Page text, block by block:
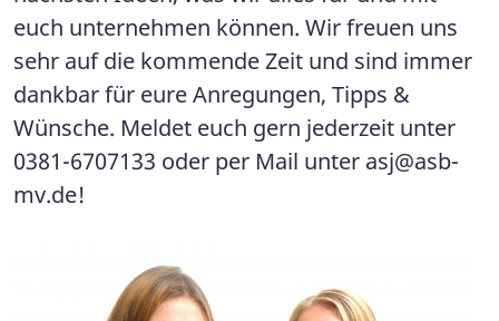
euch unternehmen können. Wir freuen uns
sehr auf die kommende Zeit und sind immer
dankbar für eure Anregungen, Tipps &
Wünsche. Meldet euch gern jederzeit unter
0381-6707133 oder per Mail unter asj@asb-
mv.de!